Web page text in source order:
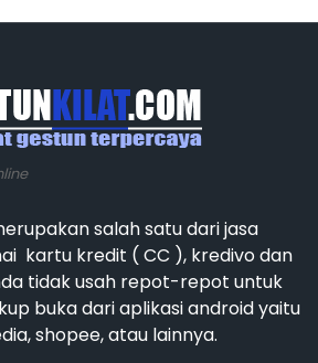
salah satu dari jasa
kartu kredit ( CC ), kredivo dan
tidak usah repot-repot untuk
buka dari aplikasi android yaitu
shopee, atau lainnya.